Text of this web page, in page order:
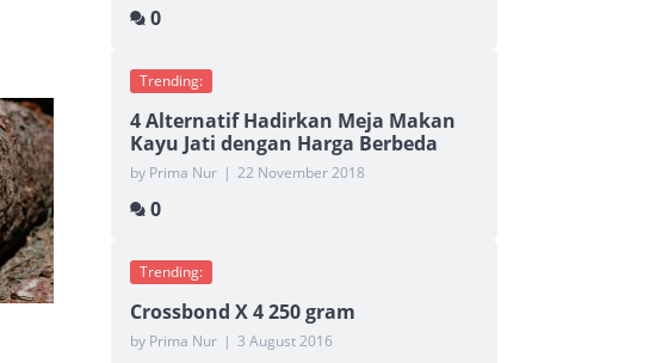
0
Trending:
4 Alternatif Hadirkan Meja Makan
Kayu Jati dengan Harga Berbeda
by Prima Nur | 22 November 2018
0
Trending:
Crossbond X 4 250 gram
by Prima Nur | 3 August 2016